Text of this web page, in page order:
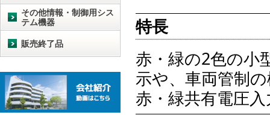
特長
赤・緑の2色の小
示や、車両管制
赤・緑共有電圧
その他情報・制御用シス
テム機器
販売終了品